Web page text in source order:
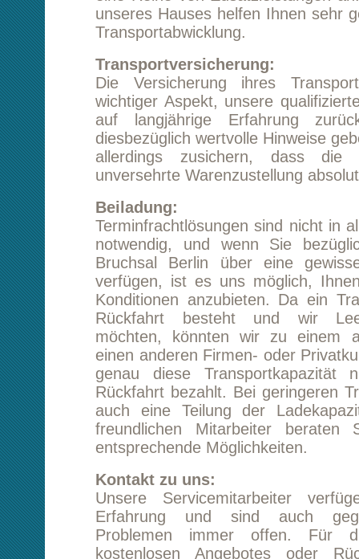
Beiladung:
Terminfrachtlösungen sind nicht in allen
notwendig, und wenn Sie bezüglich ihres
Bruchsal Berlin über eine gewisse
verfügen, ist es uns möglich, Ihnen
Konditionen anzubieten. Da ein Transport
Rückfahrt besteht und wir Leerfahrten
möchten, könnten wir zu einem
einen anderen Firmen- oder Privatkunden
genau diese Transportkapazität nutzt
Rückfahrt bezahlt. Bei geringeren
auch eine Teilung der Ladekapazität
entsprechende Möglichkeiten.
Kontakt zu uns:
Unsere Servicemitarbeiter verfügen über
Erfahrung und sind auch gegenüber
Problemen immer offen. Für die
kostenlosen Angebotes oder Rückrufes
natürlich auch das Kontaktformular dieser
Verfügung.
Starten Sie eine unverbindliche
Bruchsal Berlin
Tipp:Kundenmeinungen lesen
Transport von Bruchsal nach Berlin